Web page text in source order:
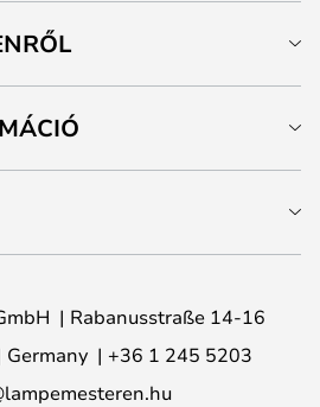
Rabanusstraße 14-16
Germany
+36 1 245 5203